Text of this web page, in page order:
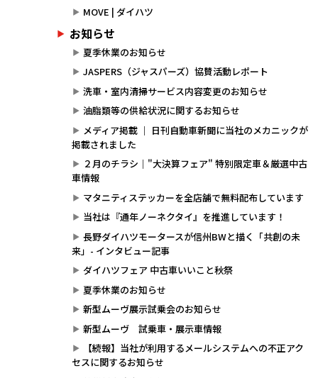
MOVE | ダイハツ
お知らせ
夏季休業のお知らせ
JASPERS（ジャスパーズ）協賛活動レポート
洗車・室内清掃サービス内容変更のお知らせ
油脂類等の供給状況に関するお知らせ
メディア掲載 ｜ 日刊自動車新聞に当社のメカニックが
掲載されました
２月のチラシ｜"大決算フェア" 特別限定車＆厳選中古
車情報
マタニティステッカーを全店舗で無料配布しています
当社は『通年ノーネクタイ』を推進しています！
長野ダイハツモータースが信州BWと描く「共創の未
来」- インタビュー記事
ダイハツフェア 中古車いいこと秋祭
夏季休業のお知らせ
新型ムーヴ展示試乗会のお知らせ
新型ムーヴ 試乗車・展示車情報
【続報】当社が利用するメールシステムへの不正アク
セスに関するお知らせ